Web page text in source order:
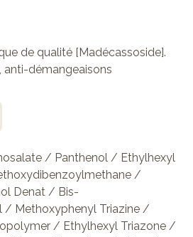
de qualité [Madécassoside].
démangeaisons
/ Panthenol / Ethylhexyl
/
Denat / Bis-
/ Methoxyphenyl Triazine /
/ Ethylhexyl Triazone /